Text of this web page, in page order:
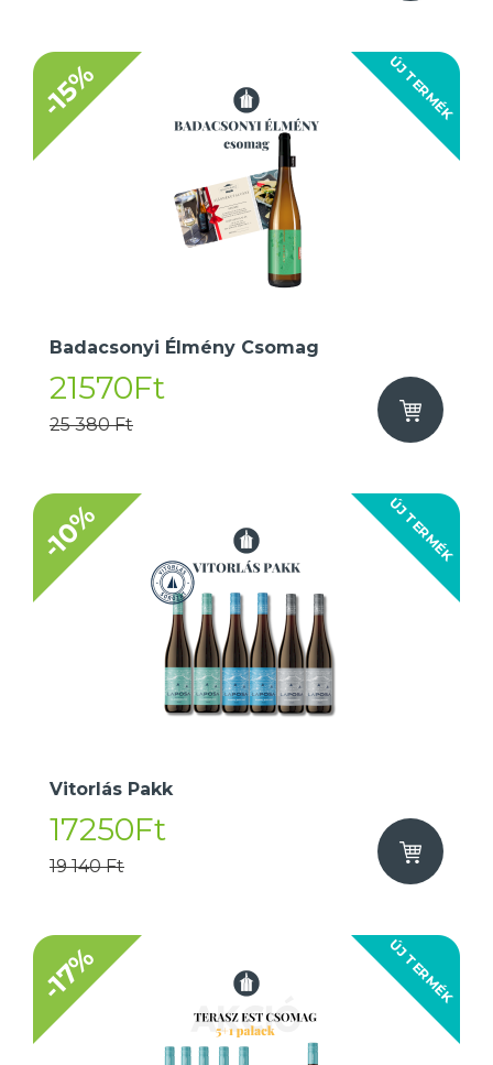
ÚJ TERMÉK
-15%
Badacsonyi Élmény Csomag
21570Ft
25 380 Ft
ÚJ TERMÉK
-10%
Vitorlás Pakk
17250Ft
19 140 Ft
ÚJ TERMÉK
-17%